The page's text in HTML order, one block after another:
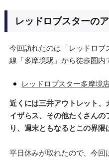
レッドロブスターの
今回訪れたのは「レッドロ
線「多摩境駅」から徒歩圏内
レッドロブスター多摩境
近くには三井アウトレット、
イザらス、その他たくさん
り、週末ともなるとこの界隈
平日休みが取れたので、今回